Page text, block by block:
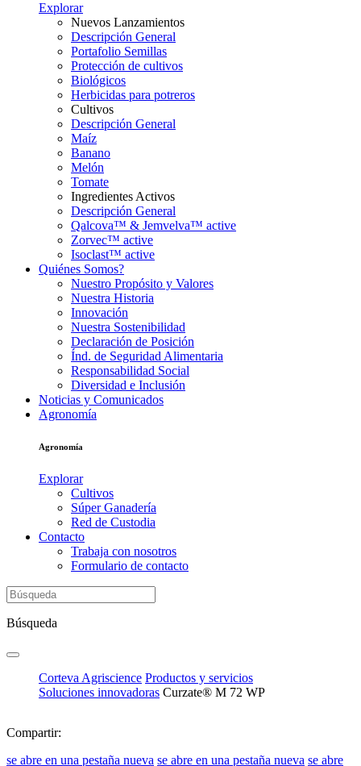
Explorar
Nuevos Lanzamientos
Descripción General
Portafolio Semillas
Protección de cultivos
Biológicos
Herbicidas para potreros
Cultivos
Descripción General
Maíz
Banano
Melón
Tomate
Ingredientes Activos
Descripción General
Qalcova™ & Jemvelva™ active
Zorvec™ active
Isoclast™ active
Quiénes Somos?
Nuestro Propósito y Valores
Nuestra Historia
Innovación
Nuestra Sostenibilidad
Declaración de Posición
Índ. de Seguridad Alimentaria
Responsabilidad Social
Diversidad e Inclusión
Noticias y Comunicados
Agronomía
Agronomía
Explorar
Cultivos
Súper Ganadería
Red de Custodia
Contacto
Trabaja con nosotros
Formulario de contacto
Búsqueda
Corteva Agriscience Productos y servicios
Soluciones innovadoras Curzate® M 72 WP
Compartir:
se abre en una pestaña nueva se abre en una pestaña nueva se abre